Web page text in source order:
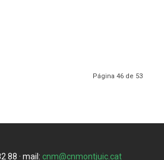
Página 46 de 53
88 · mail: cnm@cnmontjuic.cat